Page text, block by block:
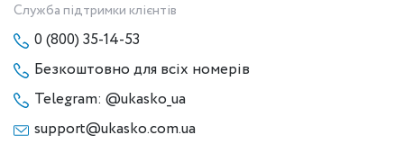
Служба підтримки клієнтів
0 (800) 35-14-53
Безкоштовно для всіх номерів
Telegram: @ukasko_ua
support@ukasko.com.ua